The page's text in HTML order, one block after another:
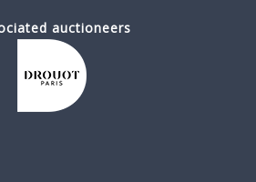
auctioneers